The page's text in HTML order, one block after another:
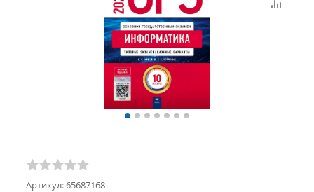
Артикул:65687168